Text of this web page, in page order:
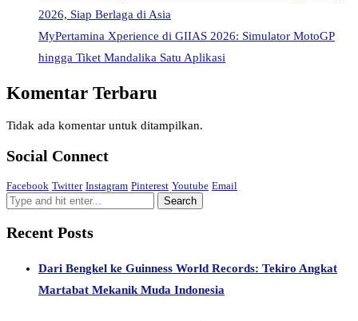
2026, Siap Berlaga di Asia
MyPertamina Xperience di GIIAS 2026: Simulator MotoGP
hingga Tiket Mandalika Satu Aplikasi
Komentar Terbaru
Tidak ada komentar untuk ditampilkan.
Social Connect
Facebook Twitter Instagram Pinterest Youtube Email
Recent Posts
Dari Bengkel ke Guinness World Records: Tekiro Angkat
Martabat Mekanik Muda Indonesia